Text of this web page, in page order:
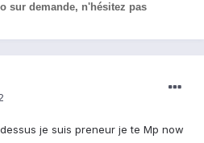
sur demande, n'hésitez pas
je suis preneur je te Mp now